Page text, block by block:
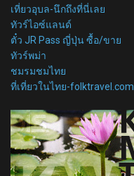
เที่ยวอุบล-นึกถึงที่นี่เลย
ทัวร์ไอซ์แลนด์
ตั๋ว JR Pass ญี่ปุ่น ซื้อ/ขาย
ทัวร์พม่า
ชมรมชมไทย
ที่เที่ยวในไทย-folktravel.com